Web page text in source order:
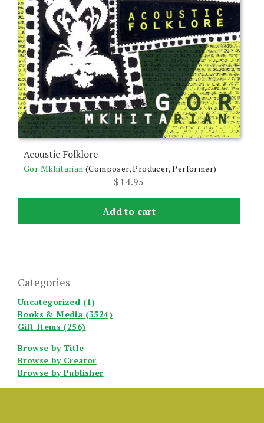
Acoustic Folklore
Gor Mkhitarian (Composer, Producer, Performer)
$14.95
Add to cart
Categories
Uncategorized (1)
Books & Media (3524)
Gift Items (256)
Browse by Title
Browse by Creator
Browse by Publisher